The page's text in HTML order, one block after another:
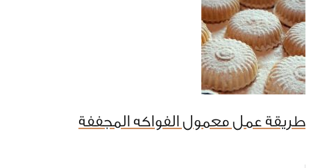
طريقة عمل معمول الفواكه المجففة